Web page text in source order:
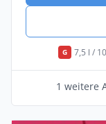
G 7,5 l /
1 weitere